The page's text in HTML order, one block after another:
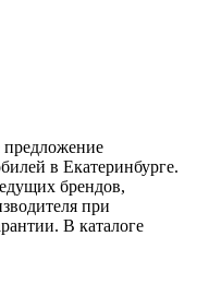
предложение
в Екатеринбурге.
брендов,
при
В каталоге